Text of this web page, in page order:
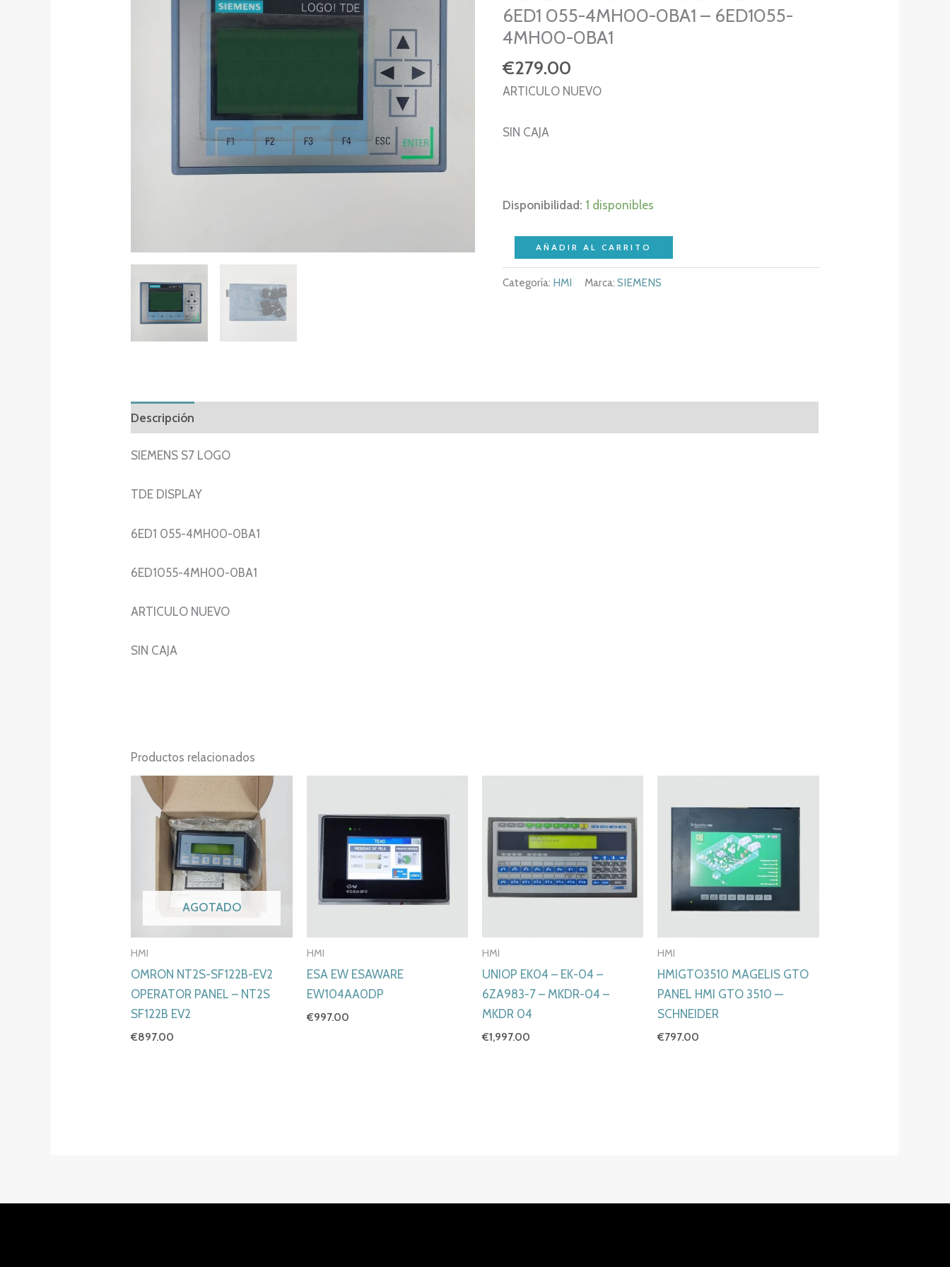
6ED1 055-4MH00-0BA1 – 6ED1055-
4MH00-0BA1
€279.00
ARTICULO NUEVO
SIN CAJA
Disponibilidad: 1 disponibles
SIEMENS
S7
LOGO
4MH00-
AÑADIR AL CARRITO
Categoría: HMI Marca: SIEMENS
Descripción
SIEMENS S7 LOGO
TDE DISPLAY
6ED1 055-4MH00-0BA1
6ED1055-4MH00-0BA1
ARTICULO NUEVO
SIN CAJA
Productos relacionados
AGOTADO
HMI
OMRON NT2S-SF122B-EV2
OPERATOR PANEL – NT2S
SF122B EV2
€897.00
HMI
ESA EW ESAWARE
EW104AA0DP
€997.00
HMI
UNIOP EK04 – EK-04 –
6ZA983-7 – MKDR-04 –
MKDR 04
€1,997.00
HMI
HMIGTO3510 MAGELIS GTO
PANEL HMI GTO 3510 —
SCHNEIDER
€797.00